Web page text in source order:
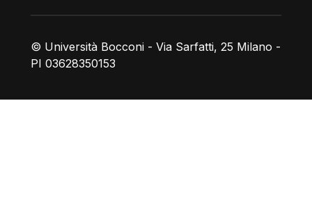
© Università Bocconi - Via Sarfatti, 25 Milano -
PI 03628350153